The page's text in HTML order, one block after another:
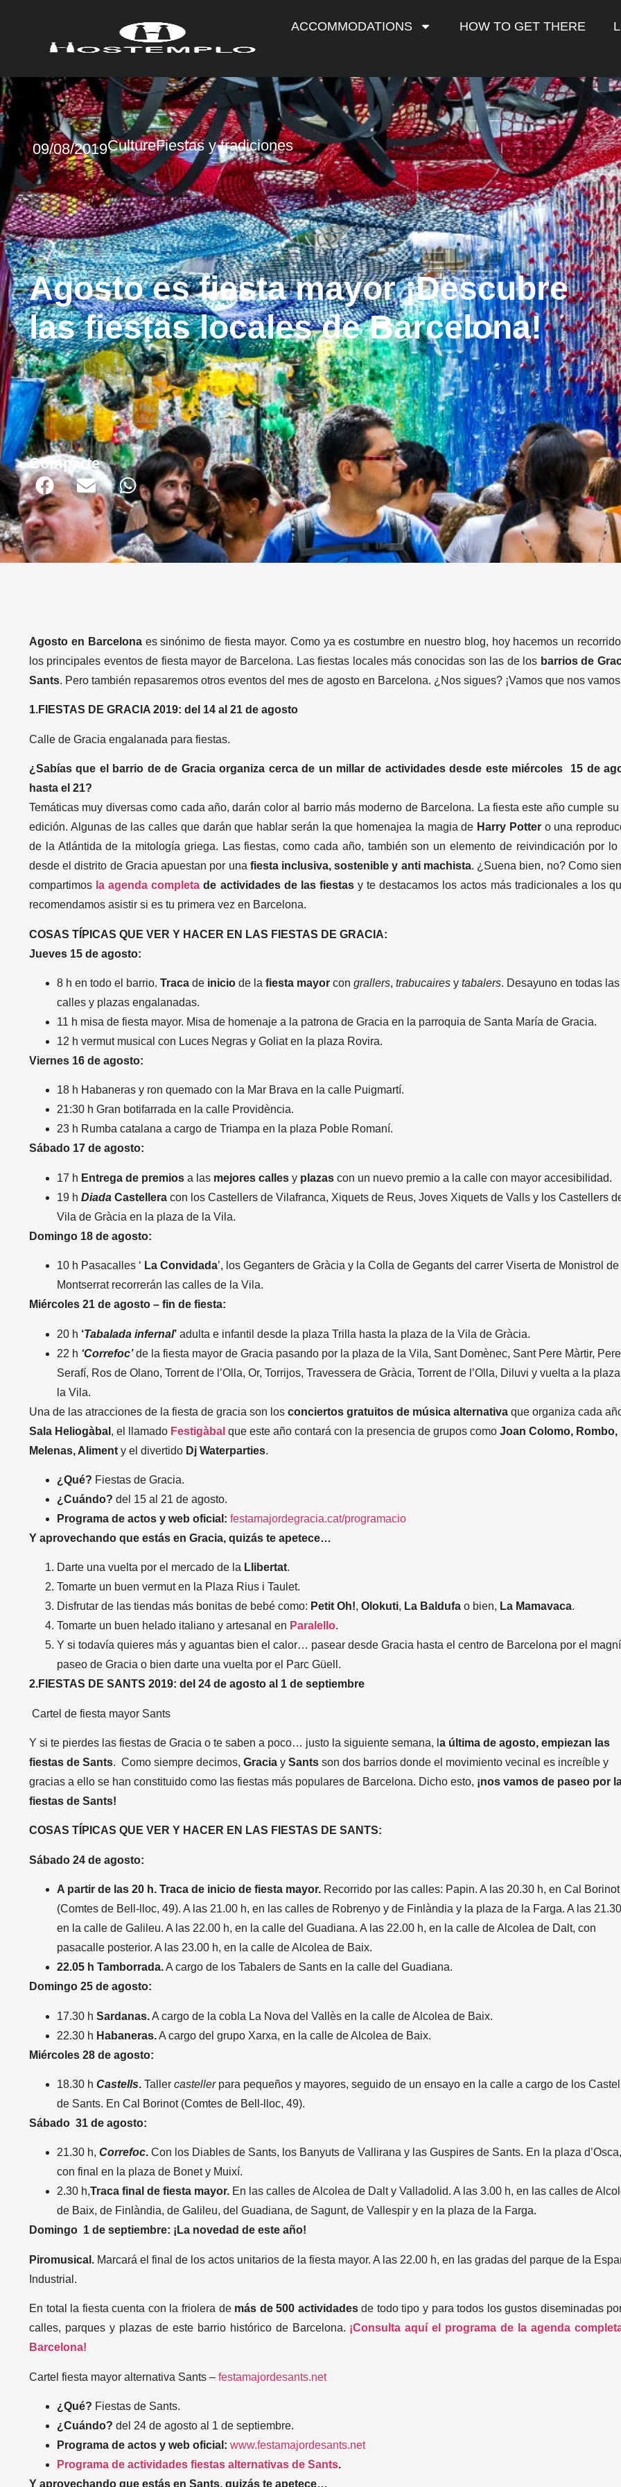
ACCOMMODATIONS HOW TO GET THERE
09/08/2019CultureFiestas y tradiciones
Agosto es fiesta mayor ¡Descubre
las fiestas locales de Barcelona!
Comparte
Agosto en Barcelonaes sinónimo de fiesta mayor. Como ya es costumbre en nuestro blog, hoy hacemos un
los principales eventos de fiesta mayor de Barcelona. Las fiestas locales más conocidas son las de los barrios de
Sants. Pero también repasaremos otros eventos del mes de agosto en Barcelona. ¿Nos sigues? ¡Vamos que nos
1.FIESTAS DE GRACIA 2019: del 14 al 21 de agosto
Calle de Gracia engalanada para fiestas.
¿Sabías que el barrio de de Gracia organiza cerca de un millar de actividades desde este miércoles 15 de
hasta el 21?
Temáticas muy diversas como cada año, darán color al barrio más moderno de Barcelona. La fiesta este año cumple
edición. Algunas de las calles que darán que hablar serán la que homenajea la magia de Harry Pottero una
de la Atlántida de la mitología griega. Las fiestas, como cada año, también son un elemento de reivindicación por lo
desde el distrito de Gracia apuestan por una fiesta inclusiva, sostenible y anti machista. ¿Suena bien, no? Como
compartimos la agenda completa de actividades de las fiestasy te destacamos los actos más tradicionales a los
recomendamos asistir si es tu primera vez en Barcelona.
COSAS TÍPICAS QUE VER Y HACER EN LAS FIESTAS DE GRACIA:
Jueves 15 de agosto:
8 h en todo el barrio. Traca de inicio de la fiesta mayor con grallers, trabucaires y tabalers. Desayuno en todas las
calles y plazas engalanadas.
11 h misa de fiesta mayor. Misa de homenaje a la patrona de Gracia en la parroquia de Santa María de Gracia.
12 h vermut musical con Luces Negras y Goliat en la plaza Rovira.
Viernes 16 de agosto:
18 h Habaneras y ron quemado con la Mar Brava en la calle Puigmartí.
21:30 h Gran botifarrada en la calle Providència.
23 h Rumba catalana a cargo de Triampa en la plaza Poble Romaní.
Sábado 17 de agosto:
17 h Entrega de premios a las mejores calles y plazas con un nuevo premio a la calle con mayor accesibilidad.
19 h Diada Castellera con los Castellers de Vilafranca, Xiquets de Reus, Joves Xiquets de Valls y los Castellers
Vila de Gràcia en la plaza de la Vila.
Domingo 18 de agosto:
10 h Pasacalles ‘ La Convidada’, los Geganters de Gràcia y la Colla de Gegants del carrer Viserta de Monistrol de
Montserrat recorrerán las calles de la Vila.
Miércoles 21 de agosto – fin de fiesta:
20 h ‘Tabalada infernal’ adulta e infantil desde la plaza Trilla hasta la plaza de la Vila de Gràcia.
22 h ‘Correfoc’de la fiesta mayor de Gracia pasando por la plaza de la Vila, Sant Domènec, Sant Pere Màrtir, Pere
Serafí, Ros de Olano, Torrent de l’Olla, Or, Torrijos, Travessera de Gràcia, Torrent de l’Olla, Diluvi y vuelta a la
la Vila.
Una de las atracciones de la fiesta de gracia son los conciertos gratuitos de música alternativa que organiza cada
Sala Heliogàbal , el llamado Festigàbal que este año contará con la presencia de grupos como Joan Colomo, Rombo,
Melenas, Aliment y el divertido Dj Waterparties.
¿Qué? Fiestas de Gracia.
¿Cuándo? del 15 al 21 de agosto.
Programa de actos y web oficial: festamajordegracia.cat/programacio
Y aprovechando que estás en Gracia, quizás te apetece…
Darte una vuelta por el mercado de la Llibertat.
Tomarte un buen vermut en la Plaza Rius i Taulet.
Disfrutar de las tiendas más bonitas de bebé como: Petit Oh!, Olokuti, La Baldufa o bien, La Mamavaca.
Tomarte un buen helado italiano y artesanal en Paralello.
Y si todavía quieres más y aguantas bien el calor… pasear desde Gracia hasta el centro de Barcelona por el
paseo de Gracia o bien darte una vuelta por el Parc Güell.
2.FIESTAS DE SANTS 2019: del 24 de agosto al 1 de septiembre
Cartel de fiesta mayor Sants
Y si te pierdes las fiestas de Gracia o te saben a poco… justo la siguiente semana, l a última de agosto, empiezan las
fiestas de Sants. Como siempre decimos, Gracia y Sants son dos barrios donde el movimiento vecinal es increíble y
gracias a ello se han constituido como las fiestas más populares de Barcelona. Dicho esto, ¡nos vamos de paseo por
fiestas de Sants!
COSAS TÍPICAS QUE VER Y HACER EN LAS FIESTAS DE SANTS:
Sábado 24 de agosto:
A partir de las 20 h. Traca de inicio de fiesta mayor. Recorrido por las calles: Papin. A las 20.30 h, en Cal Borinot
(Comtes de Bell-lloc, 49). A las 21.00 h, en las calles de Robrenyo y de Finlàndia y la plaza de la Farga. A las
en la calle de Galileu. A las 22.00 h, en la calle del Guadiana. A las 22.00 h, en la calle de Alcolea de Dalt, con
pasacalle posterior. A las 23.00 h, en la calle de Alcolea de Baix.
22.05 h Tamborrada.A cargo de los Tabalers de Sants en la calle del Guadiana.
Domingo 25 de agosto:
17.30 h Sardanas.A cargo de la cobla La Nova del Vallès en la calle de Alcolea de Baix.
22.30 h Habaneras.A cargo del grupo Xarxa, en la calle de Alcolea de Baix.
Miércoles 28 de agosto:
18.30 h Castells. Taller castellerpara pequeños y mayores, seguido de un ensayo en la calle a cargo de los
de Sants. En Cal Borinot (Comtes de Bell-lloc, 49).
Sábado 31 de agosto:
21.30 h, Correfoc. Con los Diables de Sants, los Banyuts de Vallirana y las Guspires de Sants. En la plaza d’Osca,
con final en la plaza de Bonet y Muixí.
2.30 h,Traca final de fiesta mayor. En las calles de Alcolea de Dalt y Valladolid. A las 3.00 h, en las calles de
de Baix, de Finlàndia, de Galileu, del Guadiana, de Sagunt, de Vallespir y en la plaza de la Farga.
Domingo 1 de septiembre: ¡La novedad de este año!
Piromusical. Marcará el final de los actos unitarios de la fiesta mayor. A las 22.00 h, en las gradas del parque de la
Industrial.
En total la fiesta cuenta con la friolera demás de 500 actividadesde todo tipo y para todos los gustos diseminadas
calles, parques y plazas de este barrio histórico de Barcelona. ¡Consulta aquí el programa de la agenda
Barcelona!
Cartel fiesta mayor alternativa Sants – festamajordesants.net
¿Qué? Fiestas de Sants.
¿Cuándo? del 24 de agosto al 1 de septiembre.
Programa de actos y web oficial: www.festamajordesants.net
Programa de actividades fiestas alternativas de Sants.
Y aprovechando que estás en Sants, quizás te apetece…